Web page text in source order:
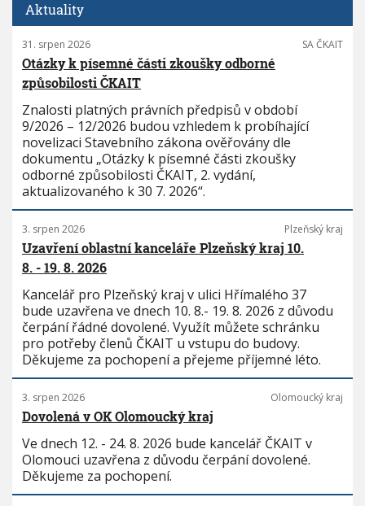
Aktuality
31. srpen 2026 SA ČKAIT
Otázky k písemné části zkoušky odborné
způsobilosti ČKAIT
Znalosti platných právních předpisů v období
9/2026 – 12/2026 budou vzhledem k probíhající
novelizaci Stavebního zákona ověřovány dle
dokumentu „Otázky k písemné části zkoušky
odborné způsobilosti ČKAIT, 2. vydání,
aktualizovaného k 30 7. 2026“.
3. srpen 2026 Plzeňský kraj
Uzavření oblastní kanceláře Plzeňský kraj 10.
8. - 19. 8. 2026
Kancelář pro Plzeňský kraj v ulici Hřímalého 37
bude uzavřena ve dnech 10. 8.- 19. 8. 2026 z důvodu
čerpání řádné dovolené. Využít můžete schránku
pro potřeby členů ČKAIT u vstupu do budovy.
Děkujeme za pochopení a přejeme příjemné léto.
3. srpen 2026 Olomoucký kraj
Dovolená v OK Olomoucký kraj
Ve dnech 12. - 24. 8. 2026 bude kancelář ČKAIT v
Olomouci uzavřena z důvodu čerpání dovolené.
Děkujeme za pochopení.